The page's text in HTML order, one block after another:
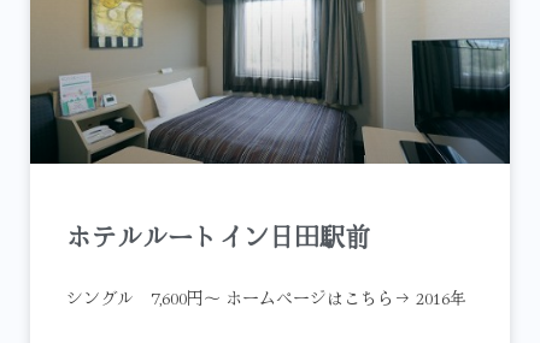
ホテルルートイン日田駅前
シングル 7,600円～ ホームページはこちら→ 2016年